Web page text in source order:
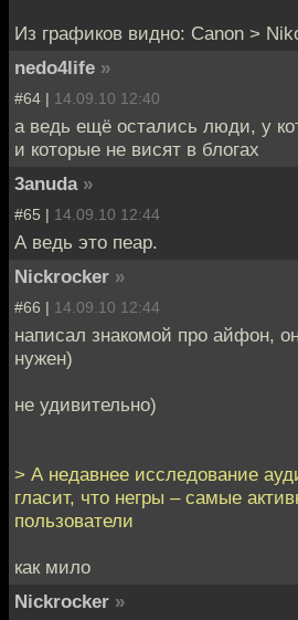
Из графиков видно: Canon >
nedo4life »
#64 | 14.09.10 12:40
а ведь ещё остались люди, у
и которые не висят в блогах
3anuda »
#65 | 14.09.10 12:44
А ведь это пеар.
Nickrocker »
#66 | 14.09.10 12:44
написал знакомой про айфон,
нужен)
не удивительно)
> А недавнее исследование
гласит, что негры – самые
пользователи
как мило
Nickrocker »